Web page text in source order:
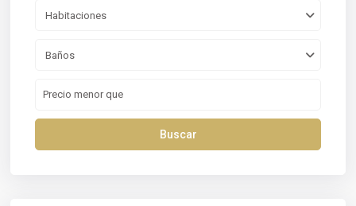
Habitaciones
Baños
Buscar